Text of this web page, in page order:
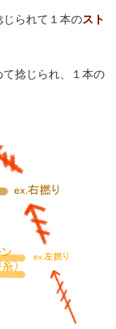
られて１本のスト
捻じられ、１本の